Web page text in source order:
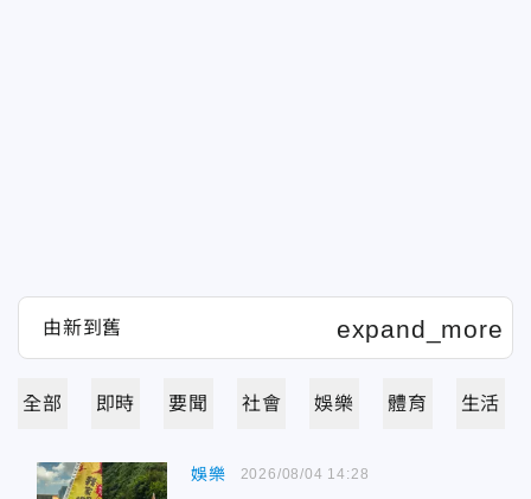
全部 即時 要聞 社會 娛樂 體育 生活
娛樂 2026/08/04 14:28